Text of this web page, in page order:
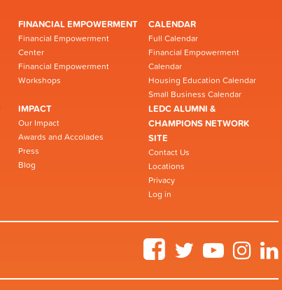
FINANCIAL EMPOWERMENT
Financial Empowerment
Center
Financial Empowerment
Workshops
CALENDAR
Full Calendar
Financial Empowerment
Calendar
Housing Education Calendar
Small Business Calendar
IMPACT
Our Impact
Awards and Accolades
Press
Blog
LEDC ALUMNI &
CHAMPIONS NETWORK
SITE
Contact Us
Locations
Privacy
Log in
FacebookTwitter YouTubeInstagram